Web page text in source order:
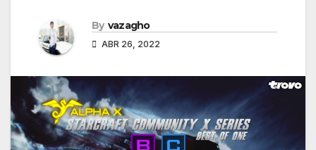
By vazagho
ABR 26, 2022